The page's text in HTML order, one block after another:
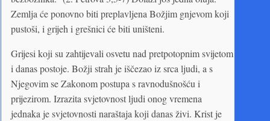
Zemlja će ponovno biti preplavljena Božjim gnjevom koji
pustoši, i grijeh i grešnici će biti uništeni.
Grijesi koji su zahtijevali osvetu nad pretpotopnim svijetom
i danas postoje. Božji strah je iščezao iz srca ljudi, a s
Njegovim se Zakonom postupa s ravnodušnošću i
prijezirom. Izrazita svjetovnost ljudi onog vremena
jednaka je svjetovnosti naraštaja koji danas živi. Krist je